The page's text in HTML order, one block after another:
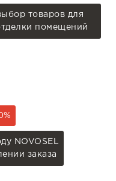
товаров для
помещений
NOVOSEL
заказа